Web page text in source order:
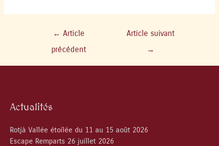
← Article
précédent
Article suivant
→
Actualités
Rotjà Vallée étoilée du 11 au 15 août 2026
Escape Remparts 26 juillet 2026